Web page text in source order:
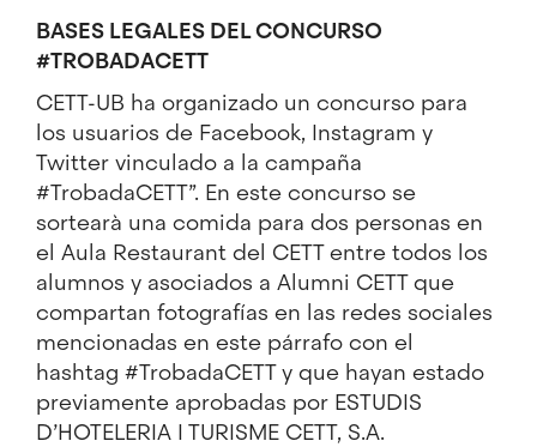
BASES LEGALES DEL CONCURSO
#TROBADACETT
CETT-UB ha organizado un concurso para
los usuarios de Facebook, Instagram y
Twitter vinculado a la campaña
#TrobadaCETT”. En este concurso se
sortearà una comida para dos personas en
el Aula Restaurant del CETT entre todos los
alumnos y asociados a Alumni CETT que
compartan fotografías en las redes sociales
mencionadas en este párrafo con el
hashtag #TrobadaCETT y que hayan estado
previamente aprobadas por ESTUDIS
D’HOTELERIA I TURISME CETT, S.A.